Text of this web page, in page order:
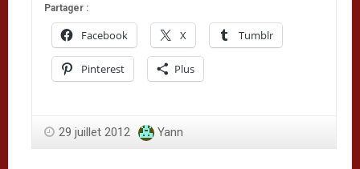
Partager :
Facebook X Tumblr
Pinterest Plus
29 juillet 2012 Yann